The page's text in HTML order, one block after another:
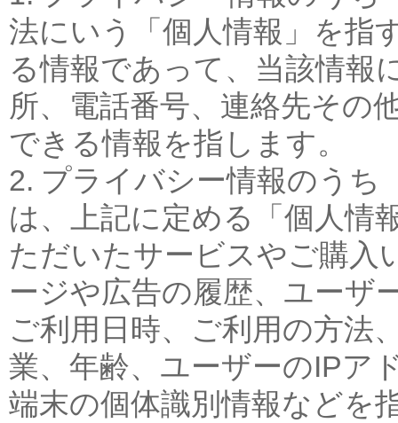
法にいう「個人情報」を指
る情報であって、当該情報
所、電話番号、連絡先その
できる情報を指します。
2. プライバシー情報のうち
は、上記に定める「個人情
ただいたサービスやご購入
ージや広告の履歴、ユーザ
ご利用日時、ご利用の方法
業、年齢、ユーザーのIPア
端末の個体識別情報などを